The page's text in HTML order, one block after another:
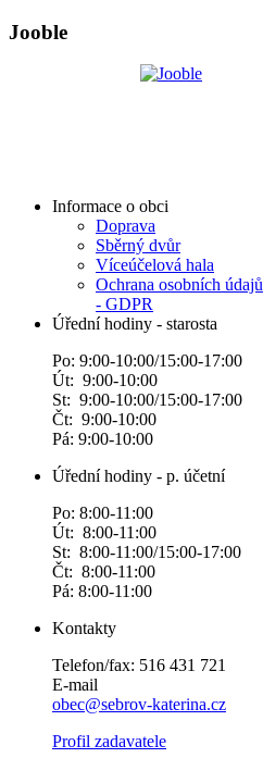
Jooble
Informace o obci
Doprava
Sběrný dvůr
Víceúčelová hala
Ochrana osobních údajů
- GDPR
Úřední hodiny - starosta
Po: 9:00-10:00/15:00-17:00
Út: 9:00-10:00
St: 9:00-10:00/15:00-17:00
Čt: 9:00-10:00
Pá: 9:00-10:00
Úřední hodiny - p. účetní
Po: 8:00-11:00
Út: 8:00-11:00
St: 8:00-11:00/15:00-17:00
Čt: 8:00-11:00
Pá: 8:00-11:00
Kontakty
Telefon/fax: 516 431 721
E-mail
obec@sebrov-katerina.cz
Profil zadavatele